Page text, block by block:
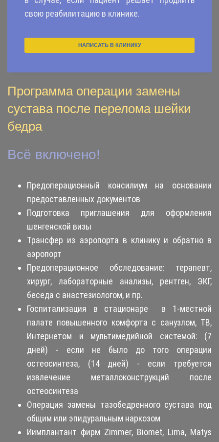
свою реабилитацию в клинике.
НАПИСАТЬ В КЛИНИКУ
Программа операции замены
сустава после перелома шейки
бедра
Всё включено!
Предоперационный консилиум на основании
предоставленных документов
Подготовка приглашения для оформления
шенгенской визы
Трансфер из аэропорта в клинику и обратно в
аэропорт
Предоперационное обследование: терапевт,
хирург, лабораторные анализы, рентген, ЭКГ,
беседа с анастезиологом, и пр.
Госпитализация в стационаре в 1-местной
палате повышенного комфорта с санузлом, ТВ,
Интернетом и мультимедийной системой: (7
дней) - если не было до того операции
остеосинтеза, (14 дней) - если требуется
извлечение металлоконструкций после
остеосинтеза
Операция замены тазобедренного сустава под
общим или эпидуральным наркозом
Иимплантант фирм Zimmer, Biomet, Lima, Matys